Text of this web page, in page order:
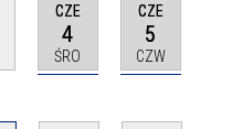
CZE
4
ŚRO
CZE
5
CZW